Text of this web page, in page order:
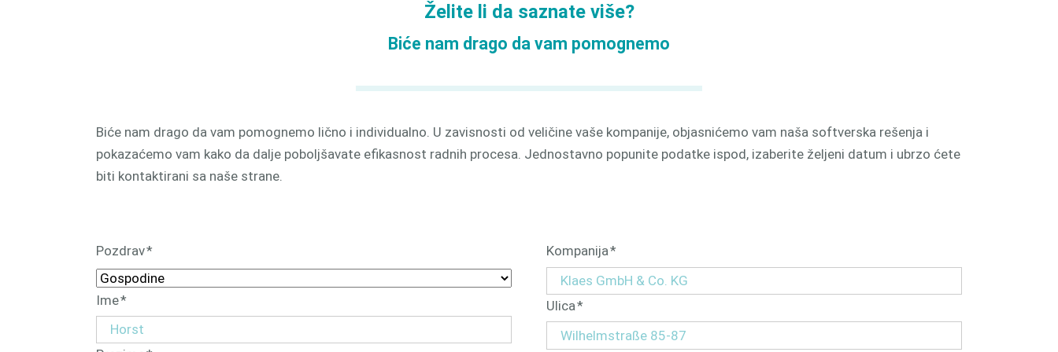
Želite li da saznate više?
Biće nam drago da vam pomognemo
Biće nam drago da vam pomognemo lično i individualno. U zavisnosti od veličine vaše kompanije, objasnićemo vam naša softverska rešenja i
pokazaćemo vam kako da dalje poboljšavate efikasnost radnih procesa. Jednostavno popunite podatke ispod, izaberite željeni datum i ubrzo ćete
biti kontaktirani sa naše strane.
Обавезна
поља
Pozdrav*
Обавезна
поља
Ime*
Обавезна
поља
Kompanija*
Обавезна
поља
Ulica*